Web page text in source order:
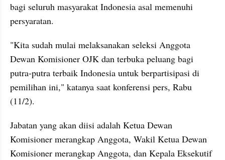
bagi seluruh masyarakat Indonesia asal memenuhi
persyaratan.
"Kita sudah mulai melaksanakan seleksi Anggota
Dewan Komisioner OJK dan terbuka peluang bagi
putra-putra terbaik Indonesia untuk berpartisipasi di
pemilihan ini," katanya saat konferensi pers, Rabu
(11/2).
Jabatan yang akan diisi adalah Ketua Dewan
Komisioner merangkap Anggota, Wakil Ketua Dewan
Komisioner merangkap Anggota, dan Kepala Eksekutif